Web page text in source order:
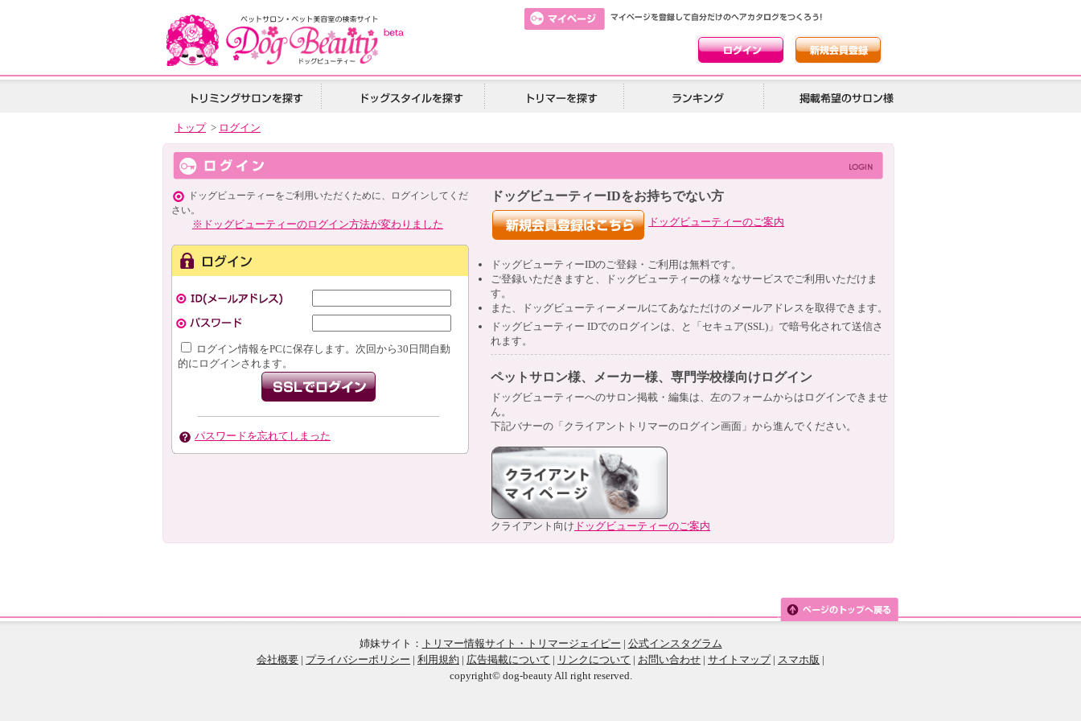
トップ> ログイン
ドッグビューティーをご利用いただくために、ログインしてくだ
さい。
※ドッグビューティーのログイン方法が変わりました
ログイン情報をPCに保存します。次回から30日間自動
的にログインされます。
パスワードを忘れてしまった
ドッグビューティーIDをお持ちでない方
ドッグビューティーのご案内
ドッグビューティーIDのご登録・ご利用は無料です。
ご登録いただきますと、ドッグビューティーの様々なサービスでご利用いただけま
す。
また、ドッグビューティーメールにてあなただけのメールアドレスを取得できます。
ドッグビューティー IDでのログインは、と「セキュア(SSL)」で暗号化されて送信さ
れます。
ペットサロン様、メーカー様、専門学校様向けログイン
ドッグビューティーへのサロン掲載・編集は、左のフォームからはログインできませ
ん。
下記バナーの「クライアントトリマーのログイン画面」から進んでください。
クライアント向け ドッグビューティーのご案内
姉妹サイト： トリマー情報サイト・トリマージェイピー | 公式インスタグラム
会社概要 | プライバシーポリシー | 利用規約 | 広告掲載について | リンクについて | お問い合わせ | サイトマップ| スマホ版 |
copyright© dog-beauty All right reserved.